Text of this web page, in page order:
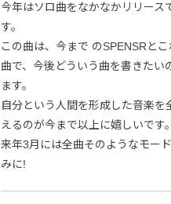
今年はソロ曲をなかなかリリー
す。
この曲は、今まで のSPENSRと
曲で、今後どういう曲を書きた
ます。
自分という人間を形成した音楽
えるのが今まで以上に嬉しいです。
来年3月には全曲そのようなモー
みに!